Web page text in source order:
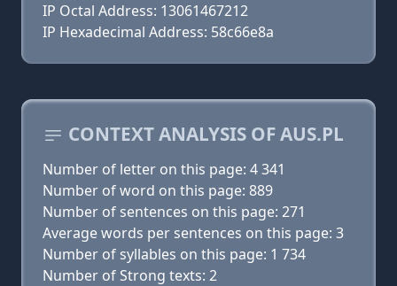
IP Octal Address: 13061467212
IP Hexadecimal Address: 58c66e8a
CONTEXT ANALYSIS OF AUS.PL
Number of letter on this page: 4 341
Number of word on this page: 889
Number of sentences on this page: 271
Average words per sentences on this page: 3
Number of syllables on this page: 1 734
Number of Strong texts: 2